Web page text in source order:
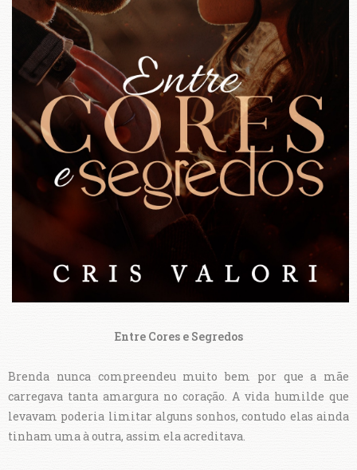
Entre Cores e Segredos
Brenda nunca compreendeu muito bem por que a mãe
carregava tanta amargura no coração. A vida humilde que
levavam poderia limitar alguns sonhos, contudo elas ainda
tinham uma à outra, assim ela acreditava.